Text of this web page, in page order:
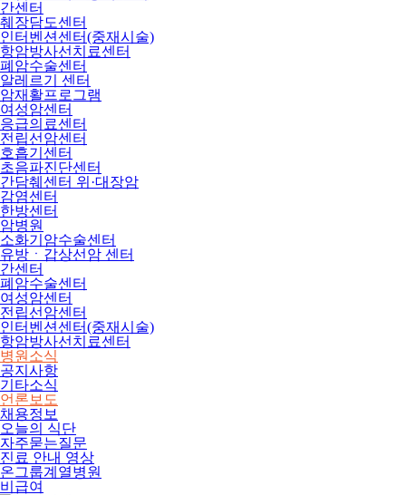
간센터
췌장담도센터
인터벤션센터(중재시술)
항암방사선치료센터
폐암수술센터
알레르기 센터
암재활프로그램
여성암센터
응급의료센터
전립선암센터
호흡기센터
초음파진단센터
간담췌센터 위·대장암
감염센터
한방센터
암병원
소화기암수술센터
유방ㆍ갑상선암 센터
간센터
폐암수술센터
여성암센터
전립선암센터
인터벤션센터(중재시술)
항암방사선치료센터
병원소식
공지사항
기타소식
언론보도
채용정보
오늘의 식단
자주묻는질문
진료 안내 영상
온그룹계열병원
비급여